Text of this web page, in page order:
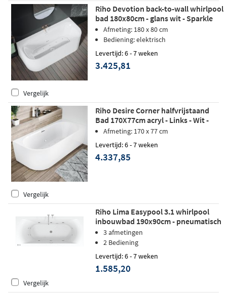
Riho Devotion back-to-wall whirlpool
bad 180x80cm - glans wit - Sparkle
Mood
Afmeting: 180 x 80 cm
Bediening: elektrisch
Levertijd: 6 - 7 weken
3.425,81
Vergelijk
Riho Desire Corner halfvrijstaand
Bad 170X77cm acryl - Links - Wit -
Sparkle Mood - Fall
Afmeting: 170 x 77 cm
Levertijd: 6 - 7 weken
4.337,85
Vergelijk
Riho Lima Easypool 3.1 whirlpool
inbouwbad 190x90cm - pneumatisch
3 afmetingen
2 Bediening
Levertijd: 6 - 7 weken
1.585,20
Vergelijk